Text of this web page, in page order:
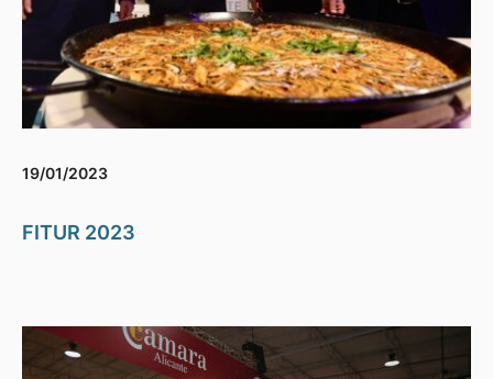
19/01/2023
FITUR 2023